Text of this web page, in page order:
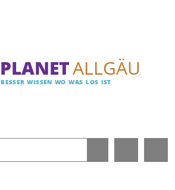
PLANETALLGÄU
BESSER WISSEN WO WAS LOS IST